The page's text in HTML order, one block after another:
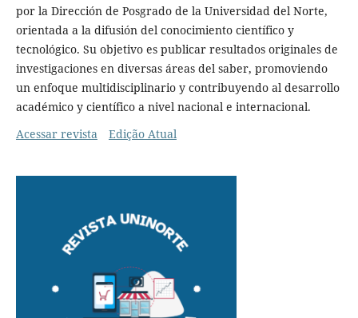
por la Dirección de Posgrado de la Universidad del Norte,
orientada a la difusión del conocimiento científico y
tecnológico. Su objetivo es publicar resultados originales de
investigaciones en diversas áreas del saber, promoviendo
un enfoque multidisciplinario y contribuyendo al desarrollo
académico y científico a nivel nacional e internacional.
Acessar revista
Edição Atual